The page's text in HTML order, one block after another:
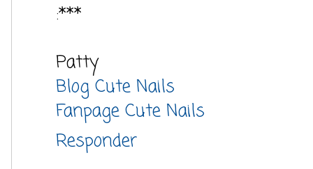
:***
Patty
Blog Cute Nails
Fanpage Cute Nails
Responder